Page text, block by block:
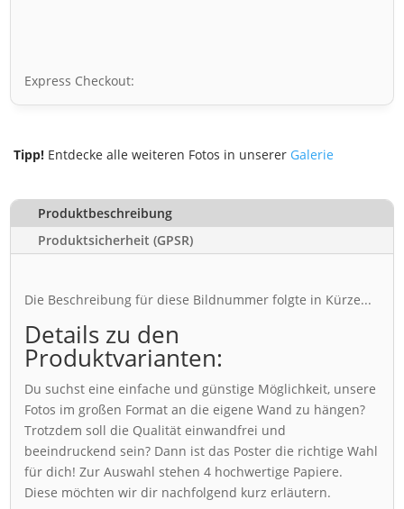
Express Checkout:
Tipp! Entdecke alle weiteren Fotos in unserer Galerie
Produktbeschreibung
Produktsicherheit (GPSR)
Die Beschreibung für diese Bildnummer folgte in Kürze...
Details zu den
Produktvarianten:
Du suchst eine einfache und günstige Möglichkeit, unsere
Fotos im großen Format an die eigene Wand zu hängen?
Trotzdem soll die Qualität einwandfrei und
beeindruckend sein? Dann ist das Poster die richtige Wahl
für dich! Zur Auswahl stehen 4 hochwertige Papiere.
Diese möchten wir dir nachfolgend kurz erläutern.